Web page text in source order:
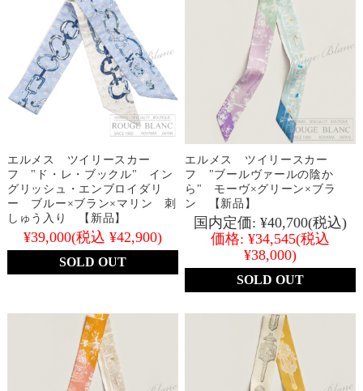
エルメス ツイリースカー
フ "ド・レ・ブックル" イン
グリッシュ・エンブロイダリ
ー ブルー×ブラン×マリン 刺
しゅう入り 【新品】
¥39,000(税込 ¥42,900)
SOLD OUT
エルメス ツイリースカー
フ "ブールヴァールの陰か
ら" モーヴ×グリーン×ブラ
ン 【新品】
国内定価: ¥40,700(税込)
価格: ¥34,545(税込
¥38,000)
SOLD OUT